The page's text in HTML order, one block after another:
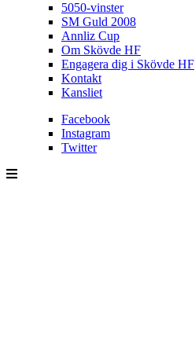
5050-vinster
SM Guld 2008
Annliz Cup
Om Skövde HF
Engagera dig i Skövde HF
Kontakt
Kansliet
Facebook
Instagram
Twitter